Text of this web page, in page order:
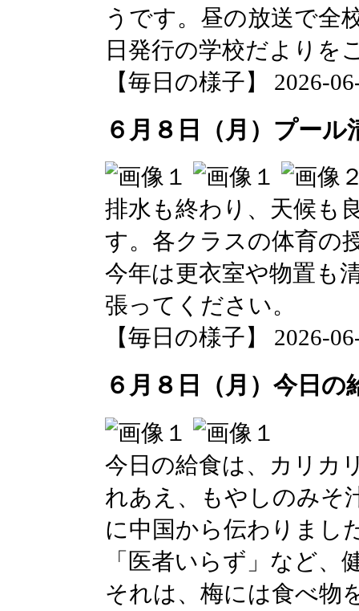
うです。昼の放送で全
日発行の学校だよりを
【毎日の様子】 2026-
６月８日（月）プール
排水も終わり、天候も
す。各クラスの体育の
今年は更衣室や物置も
張ってください。
【毎日の様子】 2026-
６月８日（月）今日の
今日の給食は、カリカ
れあえ、もやしのみ
に中国から伝わりまし
「医者いらず」など
それは、梅には食べ物